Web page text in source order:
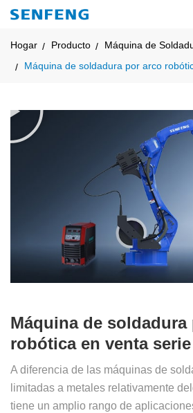
Hogar Producto
Máquina de
Máquina de soldadura por arco
Máquina de soldadura
robótica en venta serie
A diferencia de las máquinas de
limitadas a metales relativamente
tiene un amplio rango de